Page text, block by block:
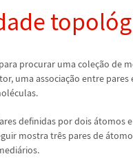
topoló
procurar uma coleção de
uma associação entre pares
éculas.
definidas por doisátomos
mostra três pares deá
ários.